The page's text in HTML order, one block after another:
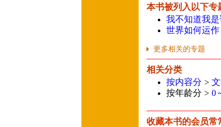
本书被列入以下专
我不知道我
世界如何运
更多相关的专题
相关分类
按内容分 >
按年龄分 > 0
收藏本书的会员常